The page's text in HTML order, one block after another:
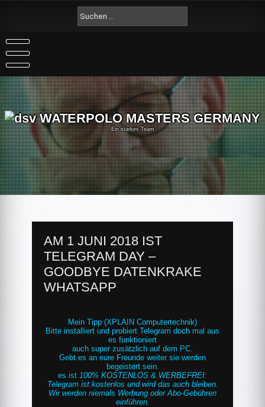
nach:
Ein starkes Team
AM 1 JUNI 2018 IST
TELEGRAM DAY –
GOODBYE DATENKRAKE
WHATSAPP
Mein Tipp (XPLAIN Computertechnik)
Bitte installiert und probiert Telegram doch mal aus
es funktioniert
auch super zusätzlich auf dem PC.
Gebt es an eure Freunde weiter sie werden
begeistert sein.
es ist 100% KOSTENLOS & WERBEFREI:
Telegram ist kostenlos und wird das auch bleiben.
Wir werden niemals Werbung oder Abo-Gebühren
einführen.